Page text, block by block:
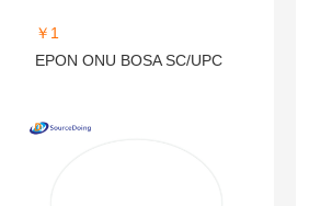
￥1
EPON ONU BOSA SC/UPC